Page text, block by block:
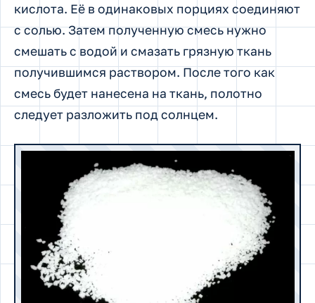
кислота. Её в одинаковых порциях соединяют
с солью. Затем полученную смесь нужно
смешать с водой и смазать грязную ткань
получившимся раствором. После того как
смесь будет нанесена на ткань, полотно
следует разложить под солнцем.